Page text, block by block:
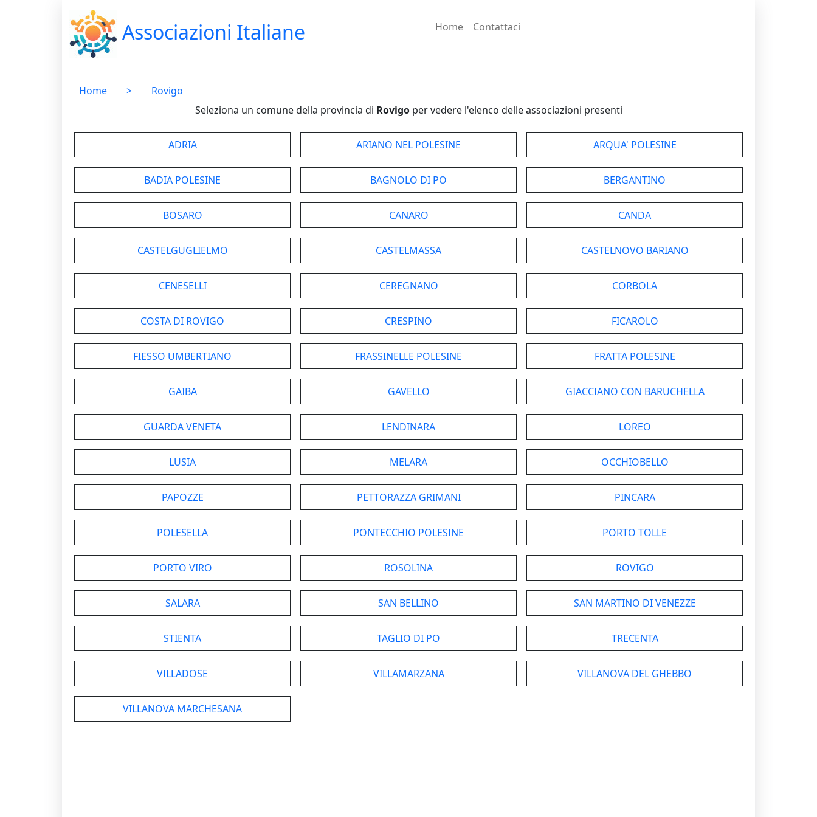
Associazioni Italiane Home Contattaci
Home >
Rovigo
Seleziona un comune della provincia di Rovigoper vedere l'elenco delle associazioni presenti
ADRIA ARIANO NEL POLESINE ARQUA' POLESINE
BADIA POLESINE BAGNOLO DI PO BERGANTINO
BOSARO CANARO CANDA
CASTELGUGLIELMO CASTELMASSA CASTELNOVO BARIANO
CENESELLI CEREGNANO CORBOLA
COSTA DI ROVIGO CRESPINO FICAROLO
FIESSO UMBERTIANO FRASSINELLE POLESINE FRATTA POLESINE
GAIBA GAVELLO GIACCIANO CON BARUCHELLA
GUARDA VENETA LENDINARA LOREO
LUSIA MELARA OCCHIOBELLO
PAPOZZE PETTORAZZA GRIMANI PINCARA
POLESELLA PONTECCHIO POLESINE PORTO TOLLE
PORTO VIRO ROSOLINA ROVIGO
SALARA SAN BELLINO SAN MARTINO DI VENEZZE
STIENTA TAGLIO DI PO TRECENTA
VILLADOSE VILLAMARZANA VILLANOVA DEL GHEBBO
VILLANOVA MARCHESANA